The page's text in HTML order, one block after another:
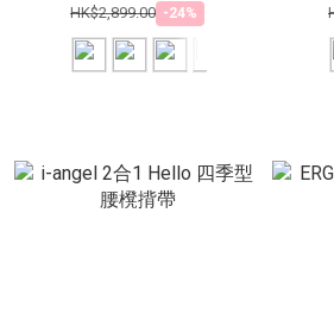
HK$2,899.00 -24%